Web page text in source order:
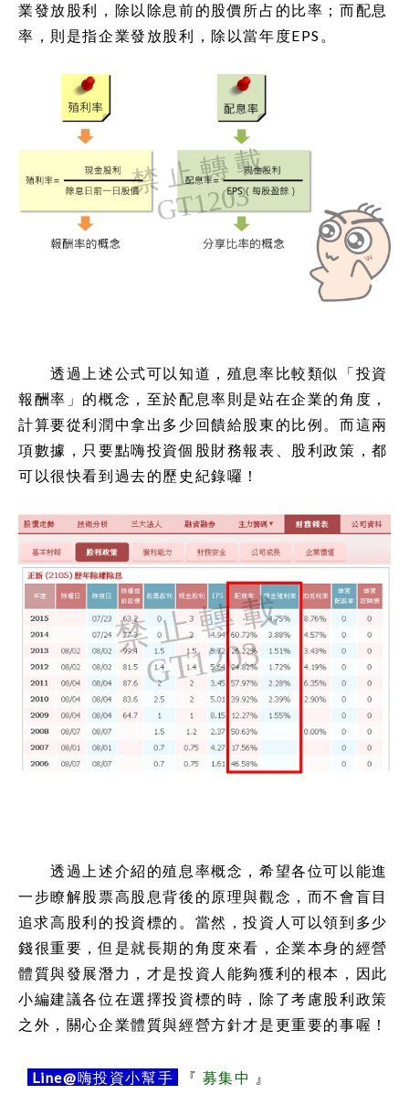
業發放股利，除以除息前的股價所占的比率；而配息
率，則是指企業發放股利，除以當年度EPS。
透過上述公式可以知道，殖息率比較類似「投資
報酬率」的概念，至於配息率則是站在企業的角度，
計算要從利潤中拿出多少回饋給股東的比例。而這兩
項數據，只要點嗨投資個股財務報表、股利政策，都
可以很快看到過去的歷史紀錄囉！
透過上述介紹的殖息率概念，希望各位可以能進
一步瞭解股票高股息背後的原理與觀念，而不會盲目
追求高股利的投資標的。當然，投資人可以領到多少
錢很重要，但是就長期的角度來看，企業本身的經營
體質與發展潛力，才是投資人能夠獲利的根本，因此
小編建議各位在選擇投資標的時，除了考慮股利政策
之外，關心企業體質與經營方針才是更重要的事喔！
Line@嗨投資小幫手 『 募集中 』